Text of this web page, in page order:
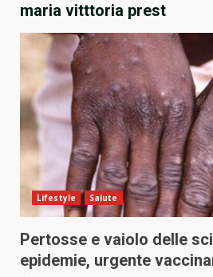
maria vitttoria prest
Lifestyle Salute
Pertosse e vaiolo delle
epidemie, urgente